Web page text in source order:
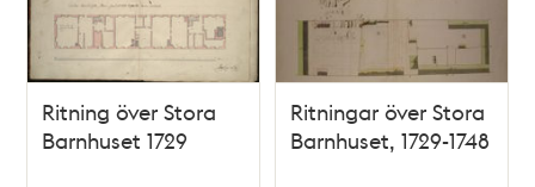
Ritning över Stora
Barnhuset 1729
Ritningar över Stora
Barnhuset, 1729-1748